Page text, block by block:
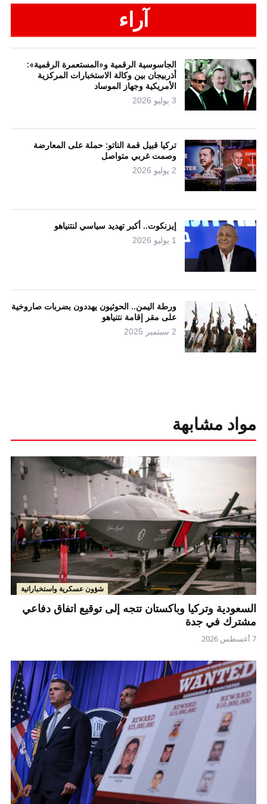
آراء
الجاسوسية الرقمية و«المستعمرة الرقمية»:
أذربيجان بين وكالة الاستخبارات المركزية
الأمريكية وجهاز الموساد
3 يوليو 2026
تركيا قبيل قمة الناتو: حملة على المعارضة
وصمت غربي متواصل
2 يوليو 2026
إيزنكوت.. أكبر تهديد سياسي لنتنياهو
1 يوليو 2026
ورطة اليمن.. الحوثيون يهددون بضربات صاروخية
على مقر إقامة نتنياهو
2 سبتمبر 2025
مواد مشابهة
شؤون عسكرية واستخباراتية
السعودية وتركيا وباكستان تتجه إلى توقيع اتفاق دفاعي
مشترك في جدة
7 أغسطس 2026